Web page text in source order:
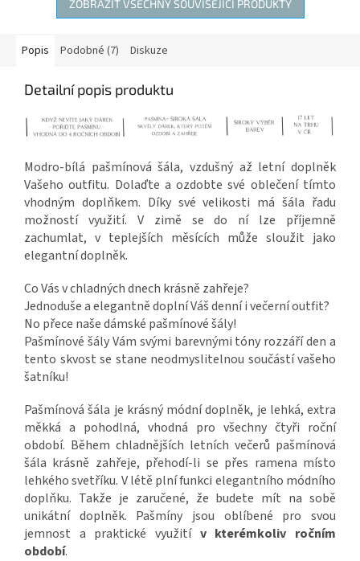
ZOBRAZIT VŠECHNY SOUVISEJÍCÍ PRODUKTY
Popis Podobné (7) Diskuze
Detailní popis produktu
Modro-bílá pašmínová šála, vzdušný až letní doplněk
Vašeho outfitu. Dolaďte a ozdobte své oblečení tímto
vhodným doplňkem. Díky své velikosti má šála řadu
možností využití. V zimě se do ní lze příjemně
zachumlat, v teplejších měsících může sloužit jako
elegantní doplněk.
Co Vás v chladných dnech krásně zahřeje?
Jednoduše a elegantně doplní Váš denní i večerní outfit?
No přece naše dámské pašmínové šály!
Pašmínové šály Vám svými barevnými tóny rozzáří den a
tento skvost se stane neodmyslitelnou součástí vašeho
šatníku!
Pašmínová šála je krásný módní doplněk, je lehká, extra
měkká a pohodlná, vhodná pro všechny čtyři roční
období. Během chladnějších letních večerů pašmínová
šála krásně zahřeje, přehodí-li se přes ramena místo
lehkého svetříku. V létě plní funkci elegantního módního
doplňku. Takže je zaručené, že budete mít na sobě
unikátní doplněk. Pašmíny jsou oblíbené pro svou
jemnost a praktické využití v kterémkoliv ročním
období.